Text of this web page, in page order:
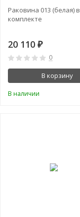
Раковина 013 (белая) в
комплекте
20 110 ₽
0
В корзину
В наличии